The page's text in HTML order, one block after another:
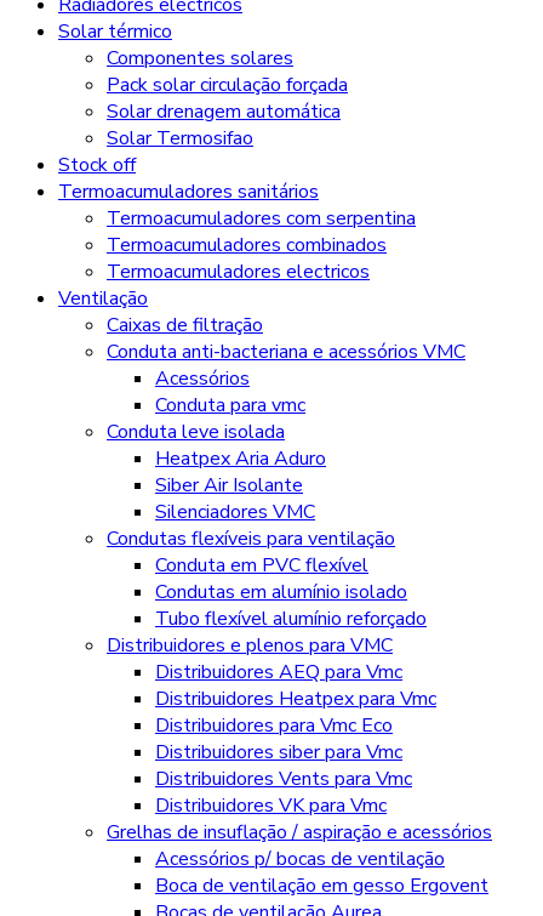
Solar térmico
Componentes solares
Pack solar circulação forçada
Solar drenagem automática
Solar Termosifao
Stock off
Termoacumuladores sanitários
Termoacumuladores com serpentina
Termoacumuladores combinados
Termoacumuladores electricos
Ventilação
Caixas de filtração
Conduta anti-bacteriana e acessórios VMC
Acessórios
Conduta para vmc
Conduta leve isolada
Heatpex Aria Aduro
Siber Air Isolante
Silenciadores VMC
Condutas flexíveis para ventilação
Conduta em PVC flexível
Condutas em alumínio isolado
Tubo flexível alumínio reforçado
Distribuidores e plenos para VMC
Distribuidores AEQ para Vmc
Distribuidores Heatpex para Vmc
Distribuidores para Vmc Eco
Distribuidores siber para Vmc
Distribuidores Vents para Vmc
Distribuidores VK para Vmc
Grelhas de insuflação / aspiração e acessórios
Acessórios p/ bocas de ventilação
Boca de ventilação em gesso Ergovent